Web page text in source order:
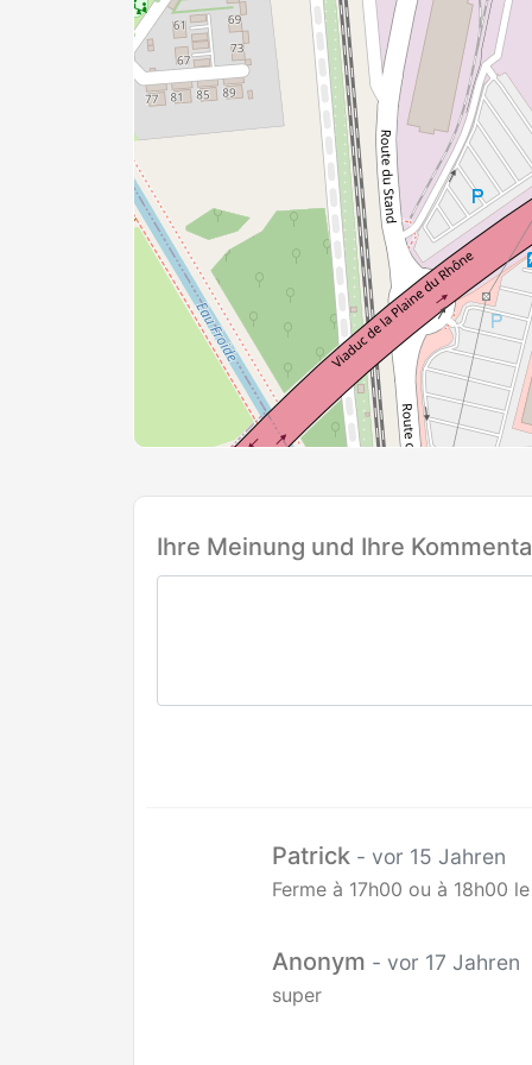
Ihre Meinung und Ihre
Patrick - vor 15 Jahren
Ferme à 17h00 ou à 18h00
Anonym - vor 17 Jahren
super